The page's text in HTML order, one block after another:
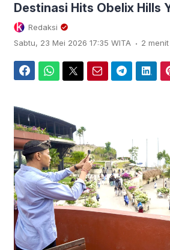
Destinasi Hits Obelix Hills
Redaksi
Sabtu, 23 Mei 2026 17:35 WITA . 2